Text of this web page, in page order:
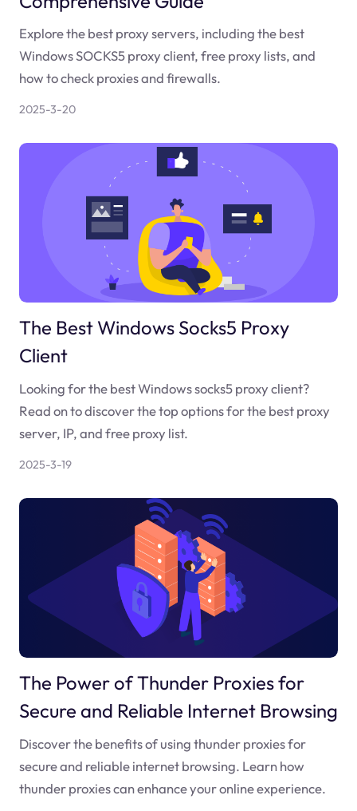
Explore the best proxy servers, including the best
Windows SOCKS5 proxy client, free proxy lists, and
how to check proxies and firewalls.
2025-3-20
The Best Windows Socks5 Proxy
Client
Looking for the best Windows socks5 proxy client?
Read on to discover the top options for the best proxy
server, IP, and free proxy list.
2025-3-19
The Power of Thunder Proxies for
Secure and Reliable Internet Browsing
Discover the benefits of using thunder proxies for
secure and reliable internet browsing. Learn how
thunder proxies can enhance your online experience.